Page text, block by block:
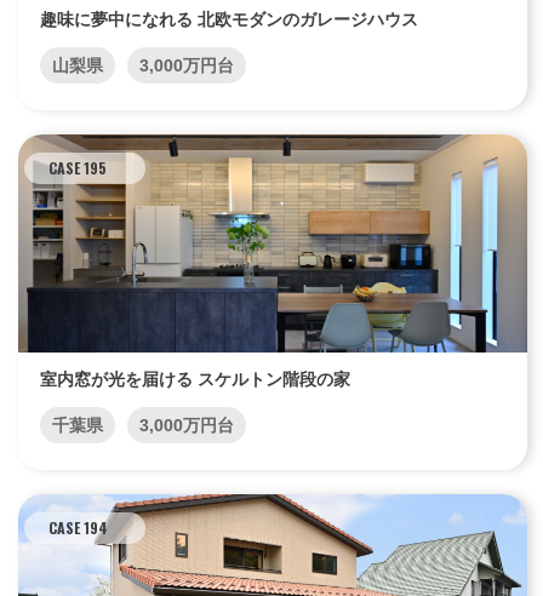
趣味に夢中になれる 北欧モダンのガレージハウス
山梨県 3,000万円台
CASE 195
室内窓が光を届ける スケルトン階段の家
千葉県 3,000万円台
CASE 194